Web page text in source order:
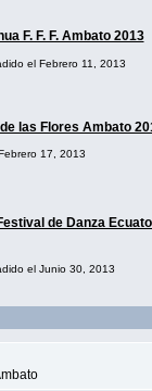
F. F. F. Ambato 2013
el Febrero 11, 2013
las Flores Ambato
17, 2013
de Danza
el Junio 30, 2013